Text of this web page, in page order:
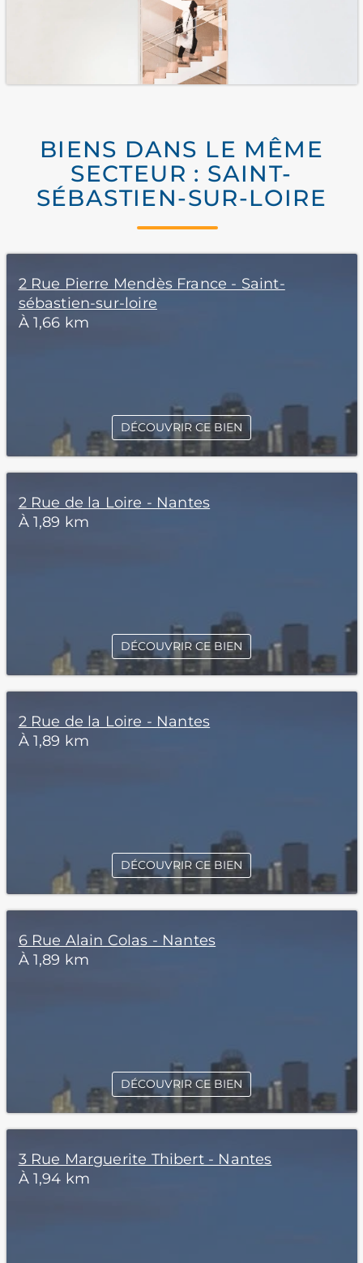
BIENS DANS LE MÊME
SECTEUR : SAINT-
SÉBASTIEN-SUR-LOIRE
2 Rue Pierre Mendès France - Saint-
sébastien-sur-loire
À 1,66 km
DÉCOUVRIR CE BIEN
2 Rue de la Loire - Nantes
À 1,89 km
DÉCOUVRIR CE BIEN
2 Rue de la Loire - Nantes
À 1,89 km
DÉCOUVRIR CE BIEN
6 Rue Alain Colas - Nantes
À 1,89 km
DÉCOUVRIR CE BIEN
3 Rue Marguerite Thibert - Nantes
À 1,94 km